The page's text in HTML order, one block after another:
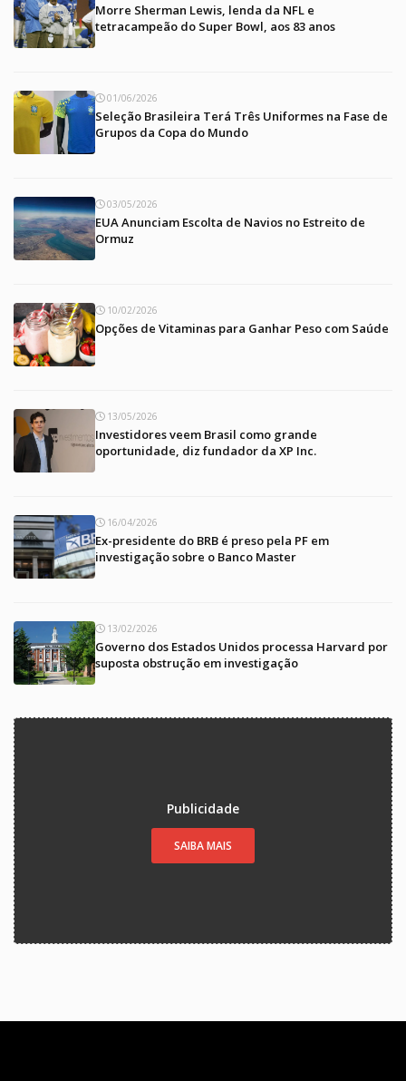
Morre Sherman Lewis, lenda da NFL e
tetracampeão do Super Bowl, aos 83 anos
01/06/2026
Seleção Brasileira Terá Três Uniformes na Fase de
Grupos da Copa do Mundo
03/05/2026
EUA Anunciam Escolta de Navios no Estreito de
Ormuz
10/02/2026
Opções de Vitaminas para Ganhar Peso com Saúde
13/05/2026
Investidores veem Brasil como grande
oportunidade, diz fundador da XP Inc.
16/04/2026
Ex-presidente do BRB é preso pela PF em
investigação sobre o Banco Master
13/02/2026
Governo dos Estados Unidos processa Harvard por
suposta obstrução em investigação
Publicidade
SAIBA MAIS